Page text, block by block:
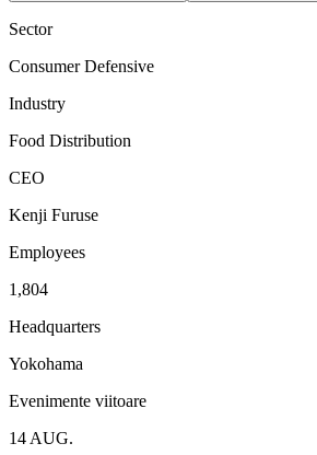
Sector
Consumer Defensive
Industry
Food Distribution
CEO
Kenji Furuse
Employees
1,804
Headquarters
Yokohama
Evenimente viitoare
14 AUG.